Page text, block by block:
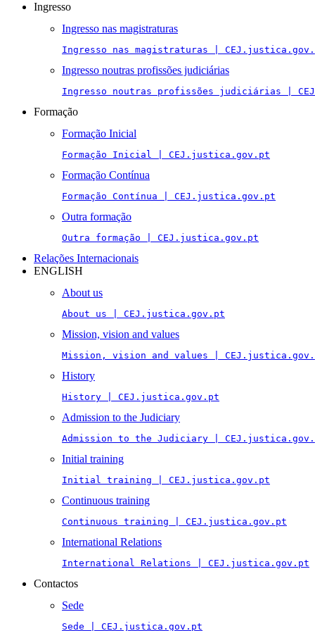
Ingresso
Ingresso nas magistraturas
Ingresso nas magistraturas |
Ingresso noutras profissões judiciárias
Ingresso noutras profissões judiciárias |
Formação
Formação Inicial
Formação Inicial | CEJ.justica.gov.pt
Formação Contínua
Formação Contínua | CEJ.justica.gov.pt
Outra formação
Outra formação | CEJ.justica.gov.pt
Relações Internacionais
ENGLISH
About us
About us | CEJ.justica.gov.pt
Mission, vision and values
Mission, vision and values |
History
History | CEJ.justica.gov.pt
Admission to the Judiciary
Admission to the Judiciary |
Initial training
Initial training | CEJ.justica.gov.pt
Continuous training
Continuous training | CEJ.justica.gov.pt
International Relations
International Relations | CEJ.justica.gov.pt
Contactos
Sede
Sede | CEJ.justica.gov.pt